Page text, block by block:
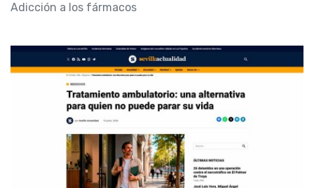
Adicción a los fármacos